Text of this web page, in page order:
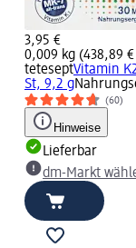
3,95 €
0,009 kg (438,89
teteseptVitamin
St, 9,2 g
(60)
Hinweise
Lieferbar
dm-Markt